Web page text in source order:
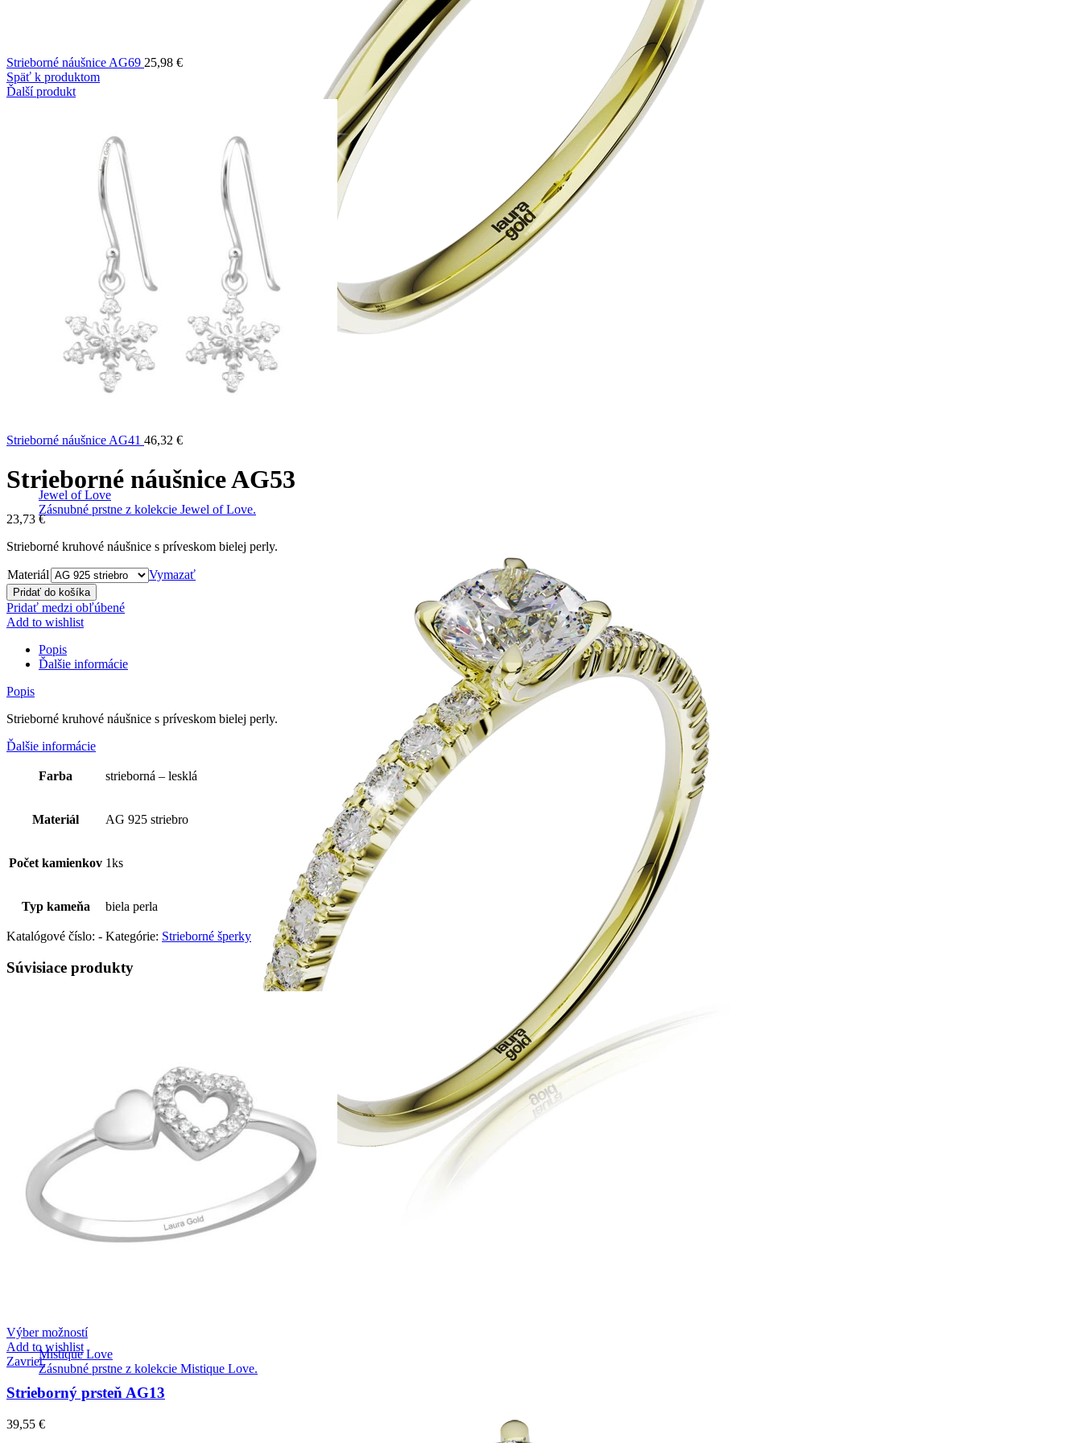
Jewel of Love
Zásnubné prstne z kolekcie Jewel of Love.
Mistique Love
Zásnubné prstne z kolekcie Mistique Love.
Strieborné náušnice AG69 25,98 €
Späť k produktom
Ďalší produkt
Strieborné náušnice AG41 46,32 €
Strieborné náušnice AG53
23,73 €
Strieborné kruhové náušnice s príveskom bielej perly.
Materiál Vymazať
Pridať do košíka
Pridať medzi obľúbené
Add to wishlist
Popis
Ďalšie informácie
Popis
Strieborné kruhové náušnice s príveskom bielej perly.
Ďalšie informácie
Farba strieborná – lesklá
Materiál AG 925 striebro
Počet kamienkov 1ks
Typ kameňa biela perla
Katalógové číslo: - Kategórie: Strieborné šperky
Súvisiace produkty
Výber možností
Add to wishlist
Zavrieť
Strieborný prsteň AG13
39,55 €